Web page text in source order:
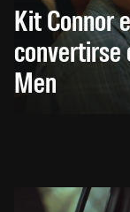
Kit Connor
convertirse
Men